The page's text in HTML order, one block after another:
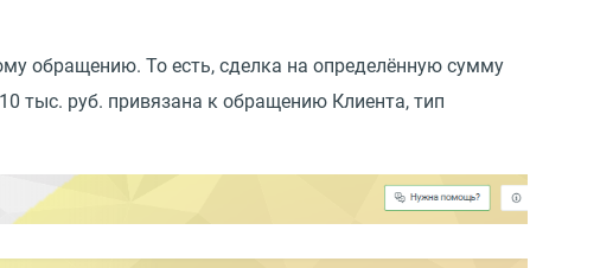
обращению. То есть, сделка на определённую сумму
тыс. руб. привязана к обращению Клиента, тип